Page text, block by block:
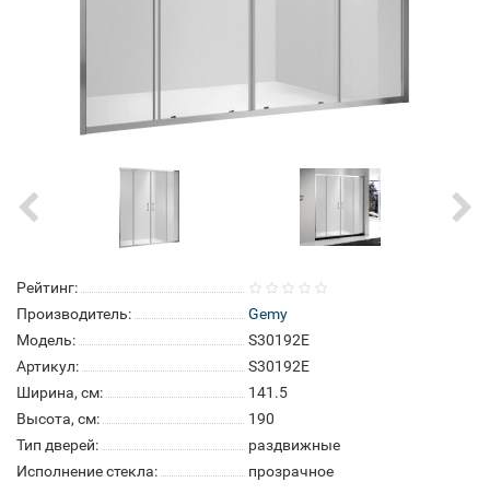
Рейтинг:
Производитель:
Gemy
Модель:
S30192E
Артикул:
S30192E
Ширина, см:
141.5
Высота, см:
190
Тип дверей:
раздвижные
Исполнение стекла:
прозрачное